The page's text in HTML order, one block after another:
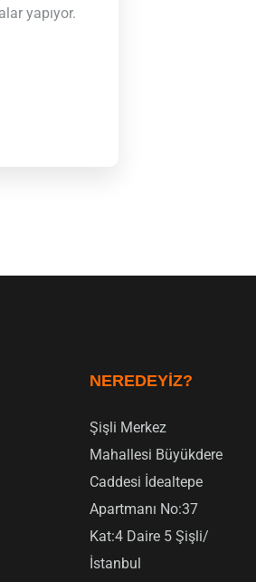
yapıyor.
NEREDEYIZ?
Şişli Merkez
Mahallesi Büyükdere
Caddesi İdealtepe
Apartmanı No:37
Kat:4 Daire 5 Şişli/
İstanbul